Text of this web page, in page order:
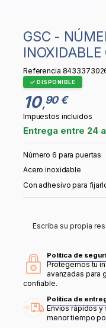
GSC - NÚMERO PUERTA 6 ACERO
Referencia
DISPONIBLE
10,90 €
Impuestos incluidos
Entrega entre 24
Número 6 para puertas
Acero inoxidable
Con adhesivo para
Escriba su propia
Política de
Protegemos tu
avanzadas para
confiable.
Política de
Envíos rápidos y
menor tiempo